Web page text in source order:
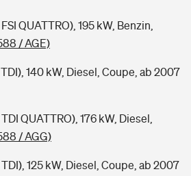
eingestuft
QUATTRO), 195 kW, Benzin,
/ AGE)
140 kW, Diesel, Coupe, ab 2007
QUATTRO), 176 kW, Diesel,
/ AGG)
125 kW, Diesel, Coupe, ab 2007